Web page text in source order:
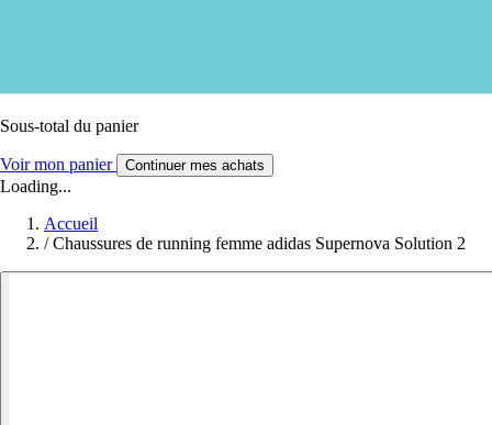
Sous-total du panier
Voir mon panier Continuer mes achats
Loading...
Accueil
/ Chaussures de running femme adidas Supernova Solution 2